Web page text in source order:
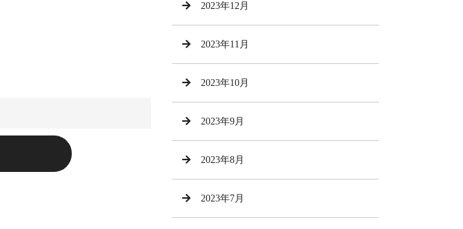
2023年12月
2023年11月
2023年10月
2023年9月
2023年8月
2023年7月